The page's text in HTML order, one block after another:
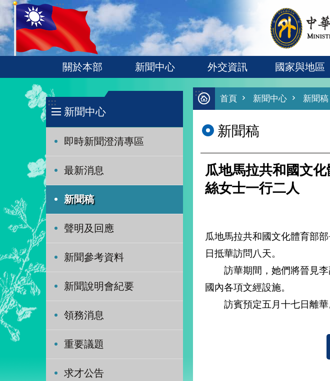
跳到主要內容區塊
:::
關於本部 新聞中心 外交資訊 國家與地區
:::
新聞中心
即時新聞澄清專區
最新消息
新聞稿
聲明及回應
新聞參考資料
新聞說明會紀要
領務消息
重要議題
求才公告
:::
首頁 新聞中心 新聞稿
新聞稿
瓜地馬拉共和國文
絲女士一行二人
瓜地馬拉共和國文化體育部
日抵華訪問八天。
訪華期間，她們將晉見李
國內各項文經設施。
訪賓預定五月十七日離華